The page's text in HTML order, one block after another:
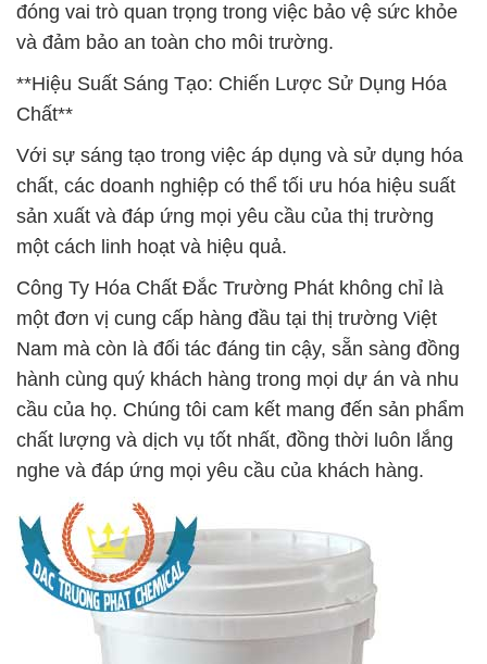
đóng vai trò quan trọng trong việc bảo vệ sức khỏe
và đảm bảo an toàn cho môi trường.
**Hiệu Suất Sáng Tạo: Chiến Lược Sử Dụng Hóa
Chất**
Với sự sáng tạo trong việc áp dụng và sử dụng hóa
chất, các doanh nghiệp có thể tối ưu hóa hiệu suất
sản xuất và đáp ứng mọi yêu cầu của thị trường
một cách linh hoạt và hiệu quả.
Công Ty Hóa Chất Đắc Trường Phát không chỉ là
một đơn vị cung cấp hàng đầu tại thị trường Việt
Nam mà còn là đối tác đáng tin cậy, sẵn sàng đồng
hành cùng quý khách hàng trong mọi dự án và nhu
cầu của họ. Chúng tôi cam kết mang đến sản phẩm
chất lượng và dịch vụ tốt nhất, đồng thời luôn lắng
nghe và đáp ứng mọi yêu cầu của khách hàng.